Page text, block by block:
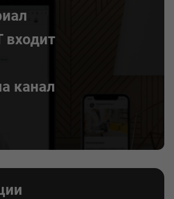
входит
канал